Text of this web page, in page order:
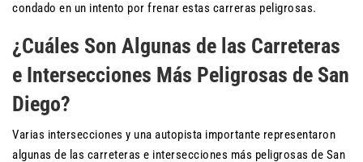
condado en un intento por frenar estas carreras peligrosas.
¿Cuáles Son Algunas de las Carreteras
e Intersecciones Más Peligrosas de San
Diego?
Varias intersecciones y una autopista importante representaron
algunas de las carreteras e intersecciones más peligrosas de San